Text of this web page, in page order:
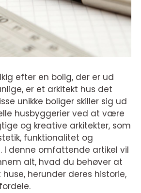
efter en bolig, der er ud
er et arkitekt hus det
unikke boliger skiller sig ud
husbyggerier ved at være
og kreative arkitekter, som
funktionalitet og
denne omfattende artikel vil
alt, hvad du behøver at
herunder deres historie,